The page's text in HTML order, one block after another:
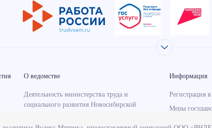
О ведомстве
Деятельность министерства труда и
социального развития Новосибирской
Информация
Регистрация
Меры